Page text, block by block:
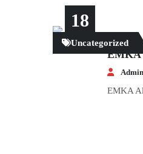
Uncategorized
18
März
EMKA
Admin
EMKA